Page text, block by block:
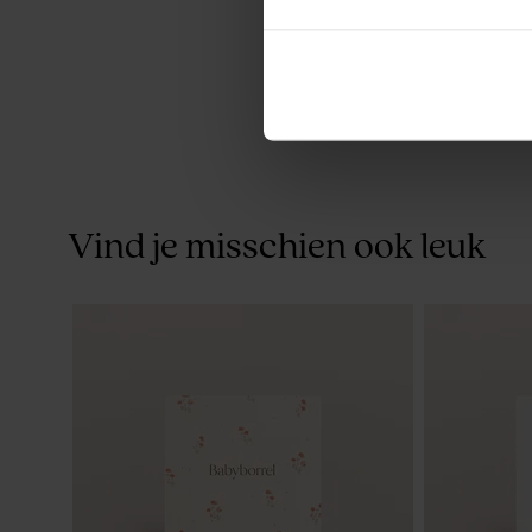
gepersonaliseerde houten dop
Vind je misschien ook leuk